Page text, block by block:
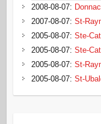
2008-08-07:
2007-08-07: St-
2005-08-07: Ste-
2005-08-07: Ste-
2005-08-07: St-
2005-08-07: St-